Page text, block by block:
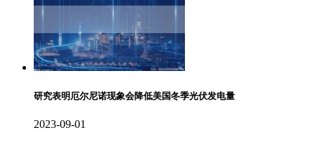
研究表明厄尔尼诺现象会降低美国冬季光伏发电量
2023-09-01